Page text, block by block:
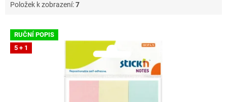
Položek k zobrazení:7
V RUČNÍ POPIS
5 + 1